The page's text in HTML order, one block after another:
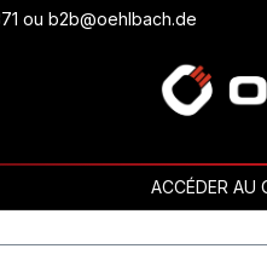
ou b2b@oehlbach.de
ACCÉDER AU